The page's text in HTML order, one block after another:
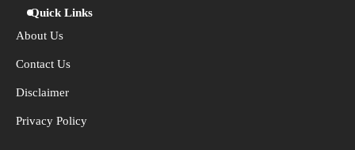
Quick Links
About Us
Contact Us
Disclaimer
Privacy Policy